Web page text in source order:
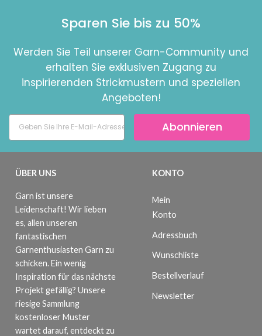
Sparen Sie bis zu 50%
Werden Sie Teil unserer Garn-Community und
erhalten Sie exklusiven Zugang zu
inspirierenden Strickmustern und speziellen
Angeboten!
Abonnieren
ÜBER UNS
Garn ist unsere
Leidenschaft! Wir lieben
es, allen unseren
fantastischen
Garnenthusiasten Garn zu
schicken. Ein wenig
Inspiration für das nächste
Projekt gefällig? Unsere
riesige Sammlung
kostenloser Muster
wartet darauf, entdeckt zu
KONTO
Mein
Konto
Adressbuch
Wunschliste
Bestellverlauf
Newsletter